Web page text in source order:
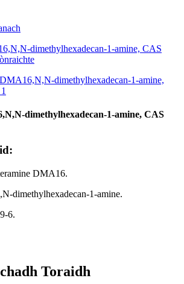
dimethylhexadecan-1-amine, CAS
DMA16.
dimethylhexadecan-1-amine.
6.
Toraidh